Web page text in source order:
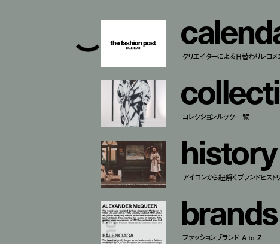
calend
クリエイターによる日替わりレコメ
collecti
コレクションルック一覧
history
アイコンから紐解くブランドヒスト
brands
ファッションブランド A to Z